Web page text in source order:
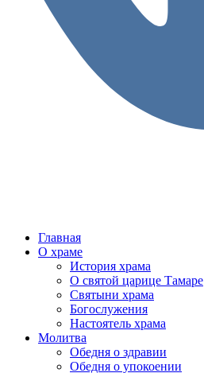
Главная
О храме
История храма
О святой царице Тамаре
Святыни храма
Богослужения
Настоятель храма
Молитва
Обедня о здравии
Обедня о упокоении